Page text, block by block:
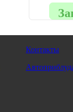
Контакты